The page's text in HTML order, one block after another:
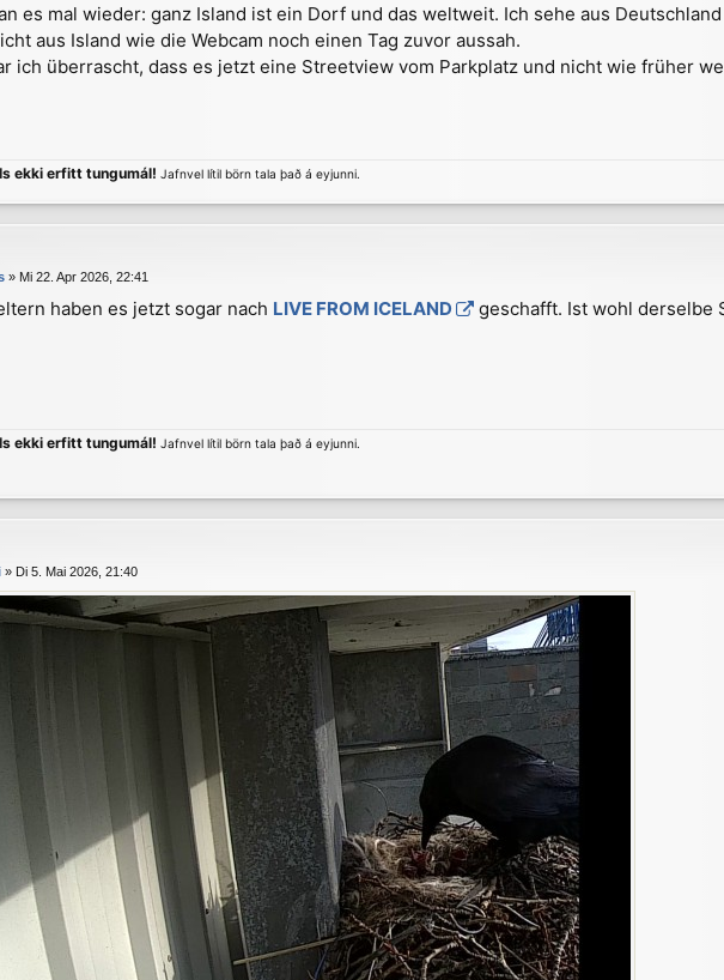
es mal wieder: ganz Island ist ein Dorf und das weltweit. Ich sehe aus
aus Island wie die Webcam noch einen Tag zuvor aussah.
ich überrascht, dass es jetzt eine Streetview vom Parkplatz und nicht wie früher
ekki erfitt tungumál! Jafnvel lítil börn tala það á eyjunni.
» Mi 22. Apr 2026, 22:41
haben es jetzt sogar nach LIVE FROM ICELAND
geschafft. Ist wohl derselbe
ekki erfitt tungumál! Jafnvel lítil börn tala það á eyjunni.
» Di 5. Mai 2026, 21:40